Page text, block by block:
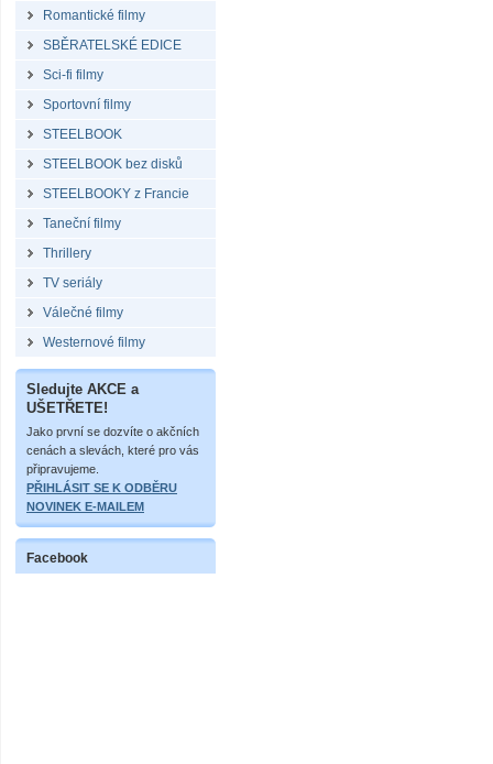
Romantické filmy
SBĚRATELSKÉ EDICE
Sci-fi filmy
Sportovní filmy
STEELBOOK
STEELBOOK bez disků
STEELBOOKY z Francie
Taneční filmy
Thrillery
TV seriály
Válečné filmy
Westernové filmy
Sledujte AKCE a
UŠETŘETE!
Jako první se dozvíte o akčních
cenách a slevách, které pro vás
připravujeme.
PŘIHLÁSIT SE K ODBĚRU
NOVINEK E-MAILEM
Facebook